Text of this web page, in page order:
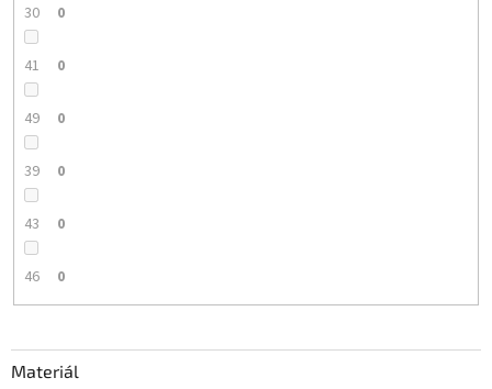
30 0
41 0
49 0
39 0
43 0
46 0
Materiál